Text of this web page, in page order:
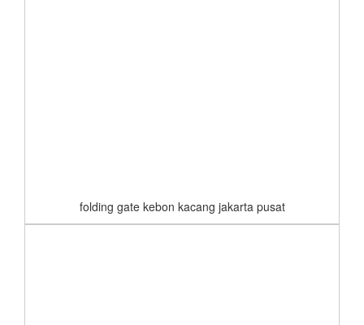
folding gate kebon kacang jakarta pusat